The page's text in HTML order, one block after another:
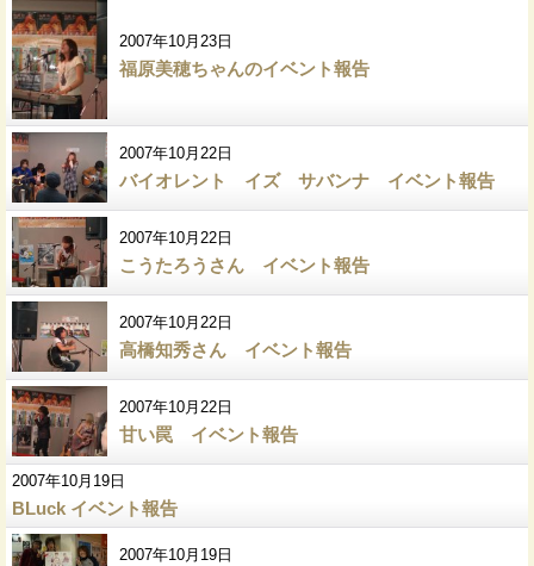
2007年10月23日
福原美穂ちゃんのイベント報告
2007年10月22日
バイオレント イズ サバンナ イベント報告
2007年10月22日
こうたろうさん イベント報告
2007年10月22日
高橋知秀さん イベント報告
2007年10月22日
甘い罠 イベント報告
2007年10月19日
BLuck イベント報告
2007年10月19日